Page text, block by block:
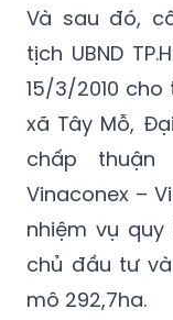
Và sau đó,
tịch UBND
15/3/2010
xã Tây Mỗ,
chấp
Vinaconex –
nhiệm vụ
chủ đầu tư
mô 292,7ha.